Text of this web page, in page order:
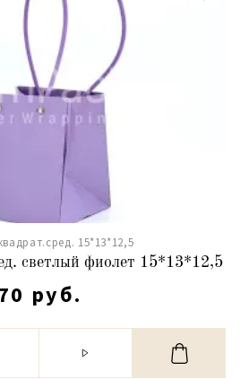
15*13*12,5
светлый фиолет 15*13*12,5
руб.